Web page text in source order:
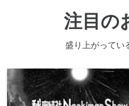
注目の
盛り上がってい